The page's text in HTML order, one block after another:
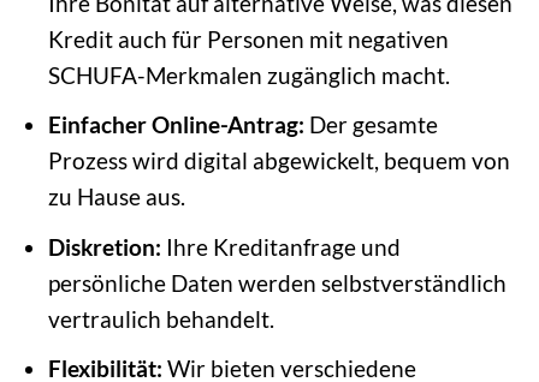
Kredit auch für Personen mit negativen
SCHUFA-Merkmalen zugänglich macht.
Einfacher Online-Antrag: Der gesamte
Prozess wird digital abgewickelt, bequem von
zu Hause aus.
Diskretion: Ihre Kreditanfrage und
persönliche Daten werden selbstverständlich
vertraulich behandelt.
Flexibilität: Wir bieten verschiedene